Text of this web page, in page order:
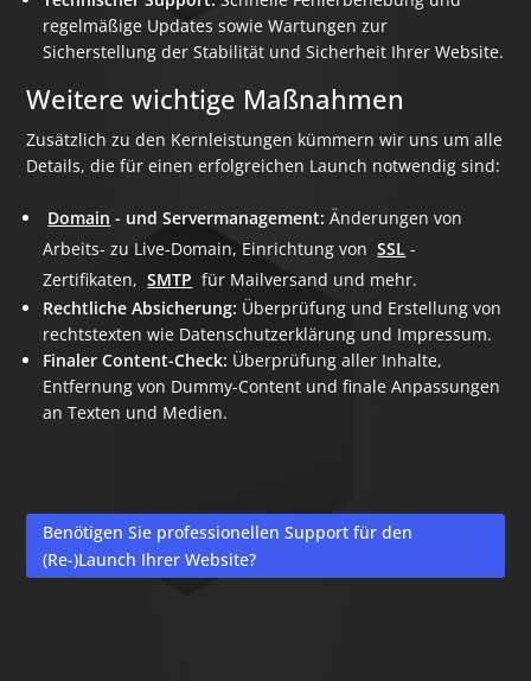
regelmäßige Updates sowie Wartungen zur
Sicherstellung der Stabilität und Sicherheit Ihrer Website.
Weitere wichtige Maßnahmen
Zusätzlich zu den Kernleistungen kümmern wir uns um alle
Details, die für einen erfolgreichen Launch notwendig sind:
Domain - und Servermanagement: Änderungen von
Arbeits- zu Live-Domain, Einrichtung von SSL -
Zertifikaten, SMTP für Mailversand und mehr.
Rechtliche Absicherung: Überprüfung und Erstellung von
rechtstexten wie Datenschutzerklärung und Impressum.
Finaler Content-Check: Überprüfung aller Inhalte,
Entfernung von Dummy-Content und finale Anpassungen
an Texten und Medien.
Benötigen Sie professionellen Support für den
(Re-)Launch Ihrer Website?